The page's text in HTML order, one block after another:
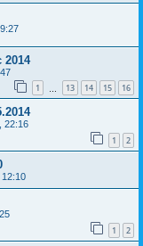
2014
1 13 14 15 16
22:16
1 2
12:10
1 2